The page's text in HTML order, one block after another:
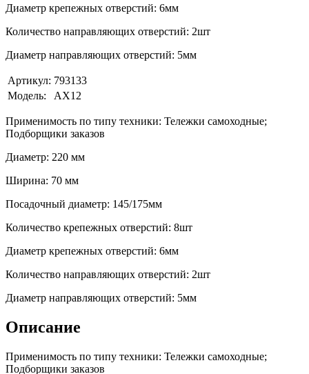
Диаметр крепежных отверстий: 6мм
Количество направляющих отверстий: 2шт
Диаметр направляющих отверстий: 5мм
Артикул: 793133
Модель:
AX12
Применимость по типу техники: Тележки самоходные;
Подборщики заказов
Диаметр: 220 мм
Ширина: 70 мм
Посадочный диаметр: 145/175мм
Количество крепежных отверстий: 8шт
Диаметр крепежных отверстий: 6мм
Количество направляющих отверстий: 2шт
Диаметр направляющих отверстий: 5мм
Описание
Применимость по типу техники: Тележки самоходные;
Подборщики заказов